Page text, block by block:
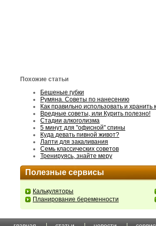
Похожие статьи
Бешеные губки
Румяна. Советы по нанесению
Как правильно использовать и хранить
Вредные советы, или Курить полезно!
Стадии алкоголизма
5 минут для "офисной" спины
Куда девать пивной живот?
Лапти для закаливания
Семь классических советов
Тренируясь, знайте меру
Полезные сервисы
Калькуляторы
Планирование беременности